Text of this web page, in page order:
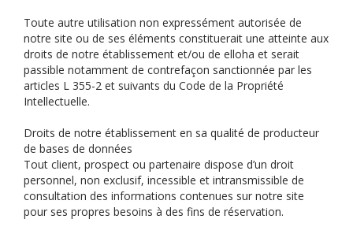
Toute autre utilisation non expressément autorisée de
notre site ou de ses éléments constituerait une atteinte aux
droits de notre établissement et/ou de elloha et serait
passible notamment de contrefaçon sanctionnée par les
articles L 355-2 et suivants du Code de la Propriété
Intellectuelle.
Droits de notre établissement en sa qualité de producteur
de bases de données
Tout client, prospect ou partenaire dispose d’un droit
personnel, non exclusif, incessible et intransmissible de
consultation des informations contenues sur notre site
pour ses propres besoins à des fins de réservation.